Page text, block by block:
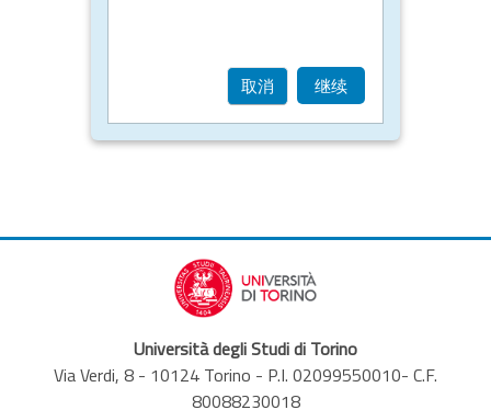
取消 继续
Università degli Studi di Torino
Via Verdi, 8 - 10124 Torino - P.I. 02099550010- C.F.
80088230018